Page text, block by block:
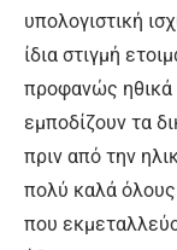
υπολογιστική
ίδια στιγμή
προφανώς ηθικά
εμποδίζουν τα
πριν από την
πολύ καλά
που